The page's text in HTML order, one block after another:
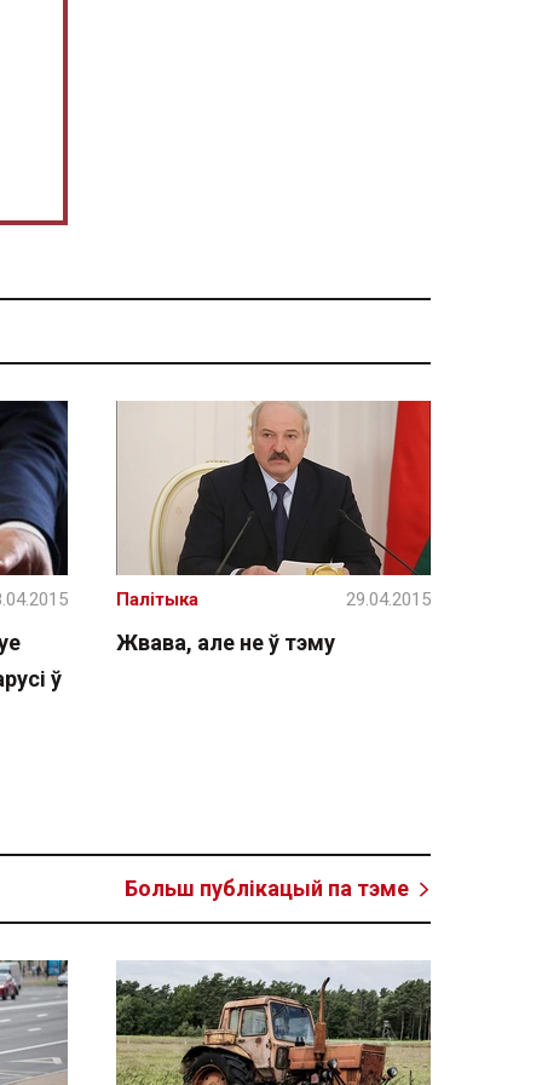
ў
Жвава, але не ў тэму
Палітыка 29.04.2015
Больш публікацый па тэме